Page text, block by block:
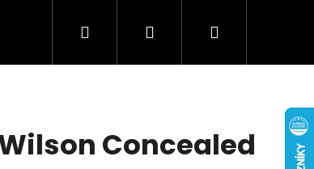
Podporujeme Tabulky velikostí
Hledat PřihlášeníNákupní
Concealed